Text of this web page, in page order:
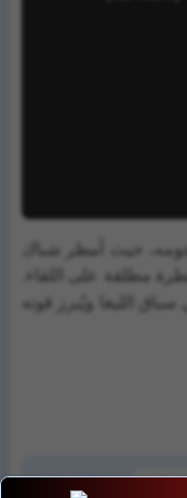
حيث أمطر شباك
مطلقة على اللقاء.
الليغا ويُبرز قوته
video